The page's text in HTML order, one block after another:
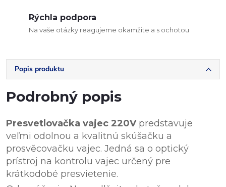
Rýchla podpora
Na vaše otázky reagujeme okamžite a s ochotou
Popis produktu
Podrobný popis
Presvetlovačka vajec 220Vpredstavuje
veľmi odolnou a kvalitnú skúšačku a
prosvěcovačku vajec. Jedná sa o optický
prístroj na kontrolu vajec určený pre
krátkodobé presvietenie.